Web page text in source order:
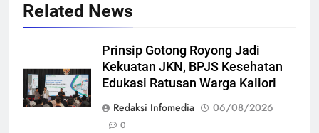
Related News
Prinsip Gotong Royong Jadi
Kekuatan JKN, BPJS Kesehatan
Edukasi Ratusan Warga Kaliori
Redaksi Infomedia
06/08/2026
0